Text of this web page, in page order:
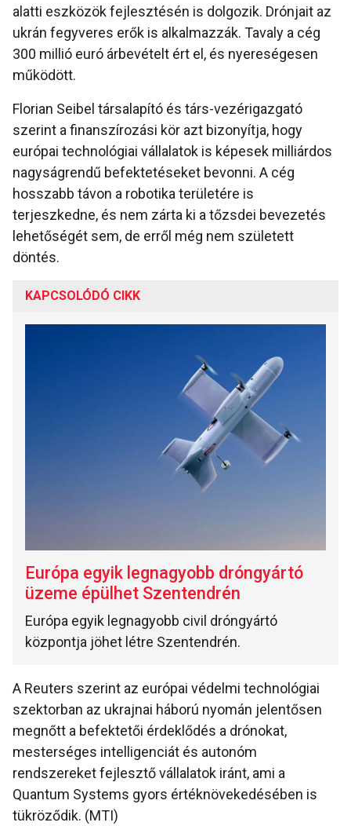
alatti eszközök fejlesztésén is dolgozik. Drónjait az
ukrán fegyveres erők is alkalmazzák. Tavaly a cég
300 millió euró árbevételt ért el, és nyereségesen
működött.
Florian Seibel társalapító és társ-vezérigazgató
szerint a finanszírozási kör azt bizonyítja, hogy
európai technológiai vállalatok is képesek milliárdos
nagyságrendű befektetéseket bevonni. A cég
hosszabb távon a robotika területére is
terjeszkedne, és nem zárta ki a tőzsdei bevezetés
lehetőségét sem, de erről még nem született
döntés.
KAPCSOLÓDÓ CIKK
Európa egyik legnagyobb dróngyártó
üzeme épülhet Szentendrén
Európa egyik legnagyobb civil dróngyártó
központja jöhet létre Szentendrén.
A Reuters szerint az európai védelmi technológiai
szektorban az ukrajnai háború nyomán jelentősen
megnőtt a befektetői érdeklődés a drónokat,
mesterséges intelligenciát és autonóm
rendszereket fejlesztő vállalatok iránt, ami a
Quantum Systems gyors értéknövekedésében is
tükröződik. (MTI)